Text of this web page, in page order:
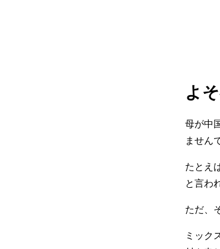
よ
母が中
ません
たとえ
と言わ
ただ、
ミック